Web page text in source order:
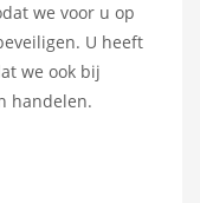
we voor u op
U heeft
we ook bij
handelen.